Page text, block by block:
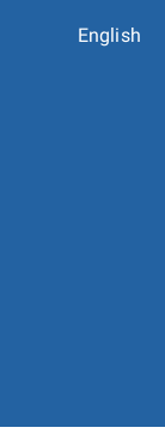
English